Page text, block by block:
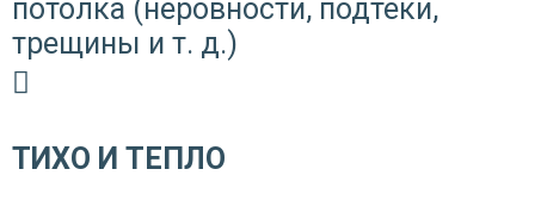
потолка (неровности, подтеки,
трещины и т. д.)
ТИХО И ТЕПЛО